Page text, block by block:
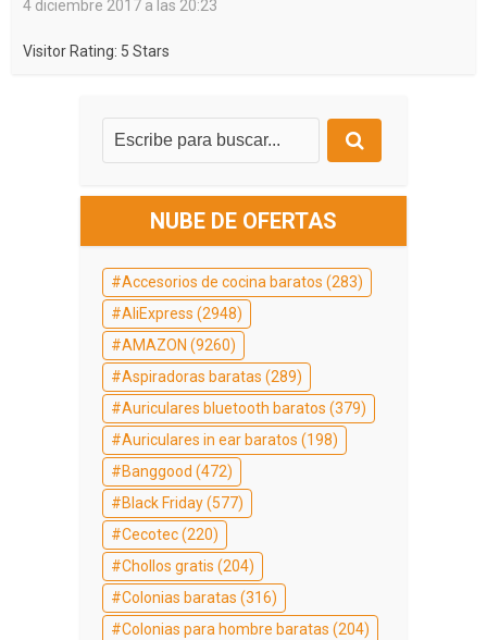
4 diciembre 2017 a las 20:23
Visitor Rating: 5 Stars
NUBE DE OFERTAS
Accesorios de cocina baratos (283)
AliExpress (2948)
AMAZON (9260)
Aspiradoras baratas (289)
Auriculares bluetooth baratos (379)
Auriculares in ear baratos (198)
Banggood (472)
Black Friday(577)
Cecotec(220)
Chollos gratis (204)
Colonias baratas (316)
Colonias para hombre baratas (204)